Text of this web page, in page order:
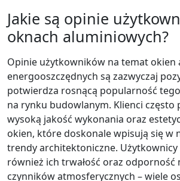
Jakie są opinie
oknach aluminiowych?
Opinie użytkowników na temat okien
energooszczędnych są zazwyczaj
potwierdza rosnącą popularność
na rynku budowlanym. Klienci często
wysoką jakość wykonania oraz
okien, które doskonale wpisują się w
trendy architektoniczne. Użytkownicy
również ich trwałość oraz odporność
czynników atmosferycznych – wiele